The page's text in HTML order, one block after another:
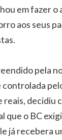
em fazer
aos seus
pela
que o BC
já recebera